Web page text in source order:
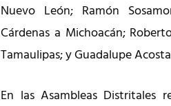
Nuevo León; Ramón
Cárdenas a Michoacán;
Tamaulipas; y Guadalupe
En las Asambleas Distritales